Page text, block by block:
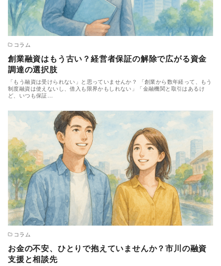
コラム
創業融資はもう古い？経営者保証の解除で広がる資金
調達の選択肢
「もう融資は受けられない」と思っていませんか？ 「創業から数年経って、もう
制度融資は使えないし、借入も限界かもしれない」「金融機関と取引はあるけ
ど、いつも保証…
コラム
お金の不安、ひとりで抱えていませんか？市川の融資
支援と相談先